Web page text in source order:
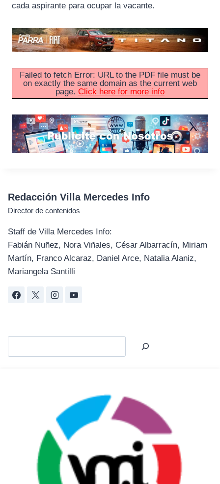
cada aspirante para ocupar la vacante.
Failed to fetch Error: URL to the PDF file must be
on exactly the same domain as the current web
page. Click here for more info
Redacción Villa Mercedes Info
Director de contenidos
Staff de Villa Mercedes Info:
Fabián Nuñez, Nora Viñales, César Albarracín, Miriam
Martín, Franco Alcaraz, Daniel Arce, Natalia Alaniz,
Mariangela Santilli